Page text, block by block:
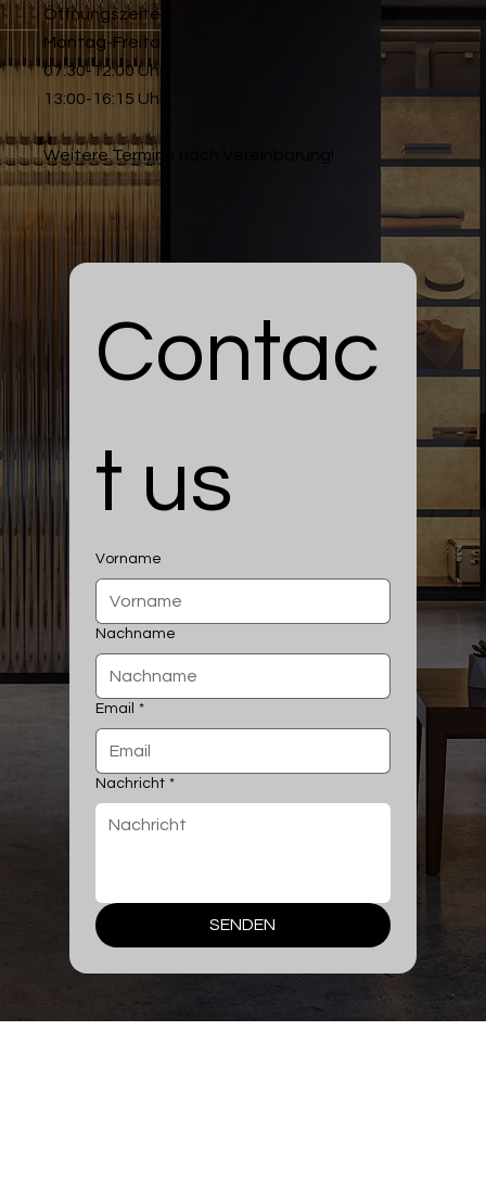
Öffnungszeiten
Montag-Freitag
07:30-12:00 Uhr
13:00-16:15 Uhr
Weitere Termine nach Vereinbarung!
Contac
t us
Vorname
Nachname
Email *
Nachricht *
SENDEN